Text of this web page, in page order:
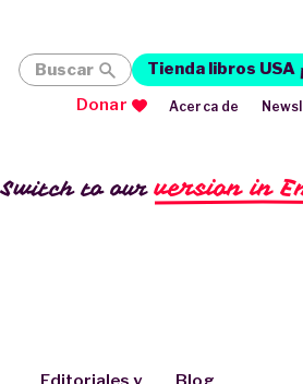
Switch to ourversion in
Buscar Tienda libros USA
Donar
Acerca de